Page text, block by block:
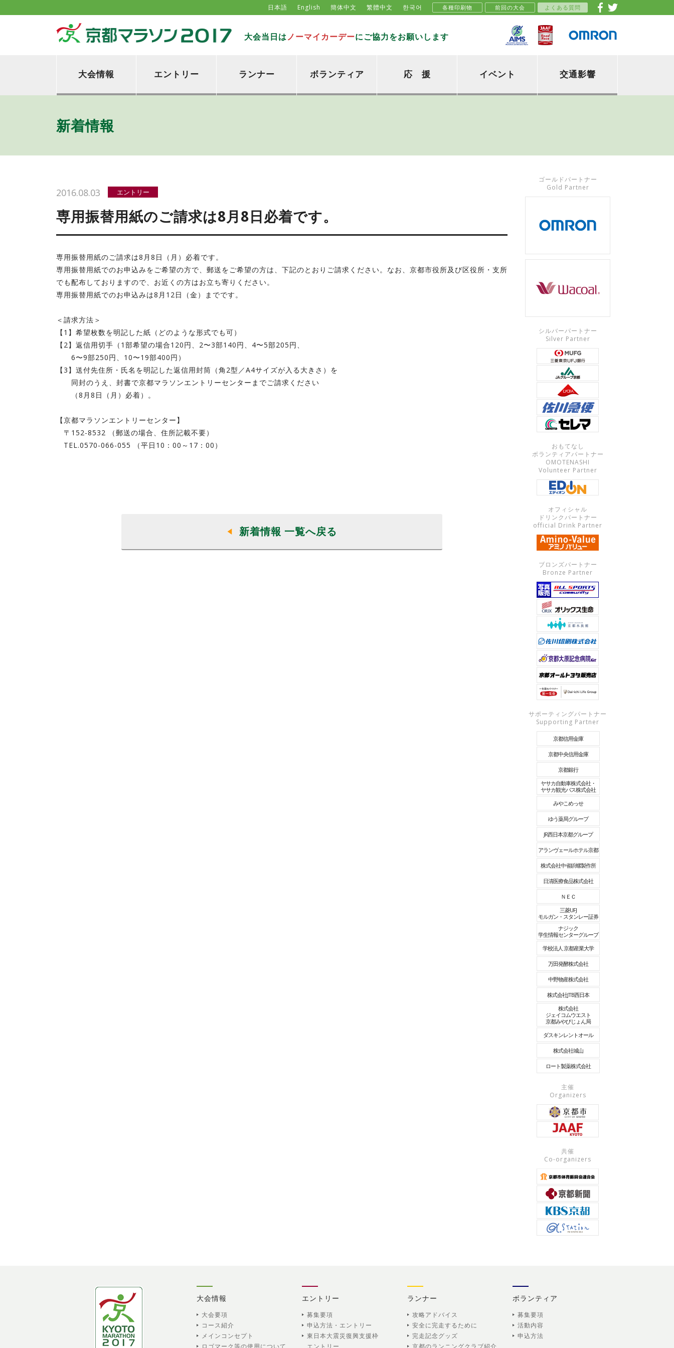
大会当日はノーマイカーデーにご協力をお願いします
各種印刷物 前回の大会 よくある質問
日本語 English 簡体中文 繁體中文 한국어
大会情報 エントリー ランナー ボランティア 応 援 イベント 交通影響
新着情報
2016.08.03 エントリー
専用振替用紙のご請求は8月8日必着です。
専用振替用紙のご請求は8月8日（月）必着です。
専用振替用紙でのお申込みをご希望の方で、郵送をご希望の方は、下記のとおりご請求ください。なお、京都市役所及び区役所・支所
でも配布しておりますので、お近くの方はお立ち寄りください。
専用振替用紙でのお申込みは8月12日（金）までです。
＜請求方法＞
【1】希望枚数を明記した紙（どのような形式でも可）
【2】返信用切手（1部希望の場合120円、2〜3部140円、4〜5部205円、
6〜9部250円、10〜19部400円）
【3】送付先住所・氏名を明記した返信用封筒（角2型／A4サイズが入る大きさ）を
同封のうえ、封書で京都マラソンエントリーセンターまでご請求ください
（8月8日（月）必着）。
【京都マラソンエントリーセンター】
〒152-8532 （郵送の場合、住所記載不要）
TEL.0570-066-055 （平日10：00～17：00）
新着情報 一覧へ戻る
ゴールドパートナー
Gold Partner
シルバーパートナー
Silver Partner
おもてなし
ボランティアパートナー
OMOTENASHI
Volunteer Partner
オフィシャル
ドリンクパートナー
official Drink Partner
ブロンズパートナー
Bronze Partner
サポーティングパートナー
Supporting Partner
京都信用金庫
京都中央信用金庫
京都銀行
ヤサカ自動車株式会社・
ヤサカ観光バス株式会社
みやこめっせ
ゆう薬局グループ
JR西日本京都グループ
アランヴェールホテル京都
株式会社中省鋲螺製作所
日清医療食品株式会社
ＮＥＣ
三菱UFJ
モルガン・スタンレー証券
ナジック
学生情報センターグループ
学校法人 京都産業大学
万田発酵株式会社
中野物産株式会社
株式会社JTB西日本
株式会社
ジェイコムウエスト
京都みやびじょん局
ダスキンレントオール
株式会社城山
ロート製薬株式会社
主催
Organizers
共催
Co-organizers
大会情報
大会要項
コース紹介
メインコンセプト
エントリー
募集要項
申込方法・エントリー
東日本大震災復興支援枠
ランナー
攻略アドバイス
安全に完走するために
完走記念グッズ
ボランティア
募集要項
活動内容
申込方法